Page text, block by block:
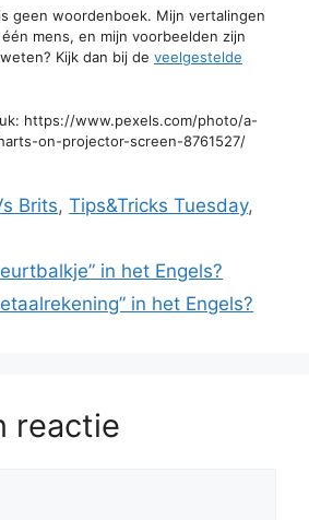
geen woordenboek. Mijn vertalingen
mens, en mijn voorbeelden zijn
Kijk dan bij de veelgestelde
https://www.pexels.com/photo/a-
on-projector-screen-8761527/
Brits,Tips&Tricks Tuesday,
in het Engels?
in het Engels?
reactie